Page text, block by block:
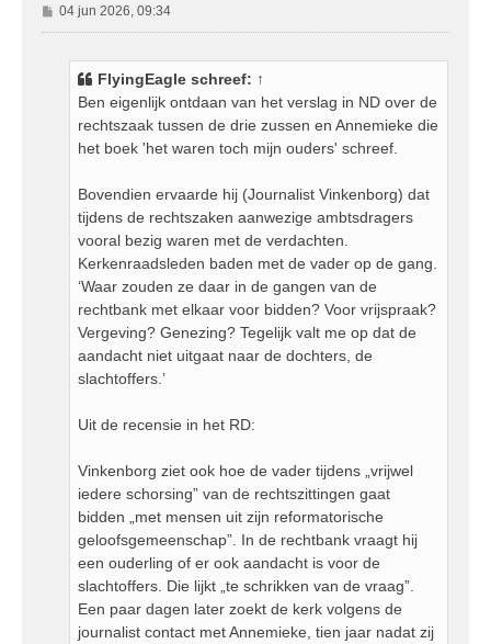
B
e
04 jun 2026, 09:34
FlyingEagle schreef: ↑
Ben eigenlijk ontdaan van het verslag in ND over de
rechtszaak tussen de drie zussen en Annemieke die
het boek 'het waren toch mijn ouders' schreef.
Bovendien ervaarde hij (Journalist Vinkenborg) dat
tijdens de rechtszaken aanwezige ambtsdragers
vooral bezig waren met de verdachten.
Kerkenraadsleden baden met de vader op de gang.
‘Waar zouden ze daar in de gangen van de
rechtbank met elkaar voor bidden? Voor vrijspraak?
Vergeving? Genezing? Tegelijk valt me op dat de
aandacht niet uitgaat naar de dochters, de
slachtoffers.’
Uit de recensie in het RD:
Vinkenborg ziet ook hoe de vader tijdens „vrijwel
iedere schorsing” van de rechtszittingen gaat
bidden „met mensen uit zijn reformatorische
geloofsgemeenschap”. In de rechtbank vraagt hij
een ouderling of er ook aandacht is voor de
slachtoffers. Die lijkt „te schrikken van de vraag”.
Een paar dagen later zoekt de kerk volgens de
journalist contact met Annemieke, tien jaar nadat zij